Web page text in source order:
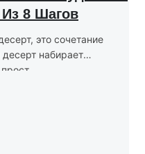
8 Шагов
это сочетание
набирает